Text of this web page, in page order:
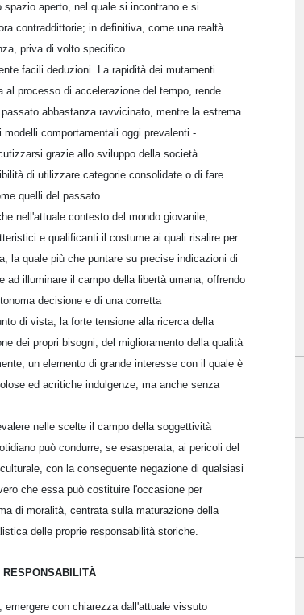
aperto, nel quale si incontrano e si
contraddittorie; in definitiva, come una realtà
priva di volto specifico.
facili deduzioni. La rapidità dei mutamenti
al processo di accelerazione del tempo, rende
abbastanza ravvicinato, mentre la estrema
comportamentali oggi prevalenti -
grazie allo sviluppo della società
di utilizzare categorie consolidate o di fare
quelli del passato.
nell'attuale contesto del mondo giovanile,
e qualificanti il costume ai quali risalire per
la quale più che puntare su precise indicazioni di
ad illuminare il campo della libertà umana, offrendo
decisione e di una corretta
di vista, la forte tensione alla ricerca della
dei propri bisogni, del miglioramento della qualità
un elemento di grande interesse con il quale è
ed acritiche indulgenze, ma anche senza
nelle scelte il campo della soggettività
può condurre, se esasperata, ai pericoli del
con la conseguente negazione di qualsiasi
che essa può costituire l'occasione per
di moralità, centrata sulla maturazione della
delle proprie responsabilità storiche.
emergere con chiarezza dall'attuale vissuto